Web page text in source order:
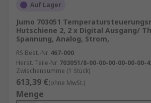
Auf Lager
Jumo 703051
Hutschiene 2, 2 x Digital Ausgang/
Spannung, Analog, Strom,
RS Best.-Nr. 467-000
Herst. Teile-Nr. 703051/8-00-00-00-00-00-00-
Zwischensumme (1 Stück)
613,39 €(ohne MwSt.)
Menge